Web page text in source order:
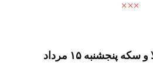
پنجشنبه ۱۵ مرداد